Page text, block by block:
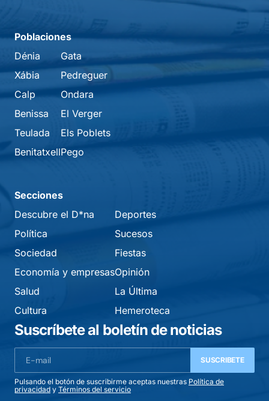
Poblaciones
Dénia
Xábia
Calp
Benissa
Teulada
Benitatxell
Gata
Pedreguer
Ondara
El Verger
Els Poblets
Pego
Secciones
Descubre el D*na
Política
Sociedad
Economía y empresas
Salud
Cultura
Deportes
Sucesos
Fiestas
Opinión
La Última
Hemeroteca
Suscríbete al boletín de noticias
SUSCRIBETE
Pulsando el botón de suscribirme aceptas nuestras Política de
privacidad y Términos del servicio